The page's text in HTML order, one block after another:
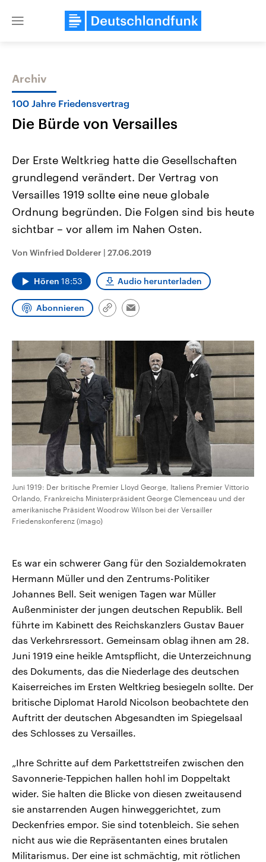
Close
Themen
Landtagswahl Sachsen-Anhalt
2026
Alle Informationen
Sachsen-Anhalt wählt am 6.
Landtag. Seit 2021 wird das
CDU, SPD und FDP regiert.-
Umfragen, Prognosen,
Wahlprogramme, aktuelle Berichte
und Hintergründe zu den Parteien
und Kandidaten der anstehenden
Aktuelle Beiträge,
Hintergründe
Wirtschaftlich und
aktuelle Weltgeschehen.
Sendungen Programm
Archiv
100 Jahre Friedensvertrag
Die Bürde von Versailles
Der Erste Weltkrieg hatte die Gesellschaften
grundlegend verändert. Der Vertrag von
Versailles 1919 sollte eine neue globale
Ordnung begründen. Die Folgen sind bis heute
sichtbar – vor allem im Nahen Osten.
Von Winfried Dolderer | 27.06.2019
Hören 18:53 Audio herunterladen
Abonnieren
Link
Email
Juni 1919: Der britische Premier Lloyd George, Italiens Premier Vittorio
Orlando, Frankreichs Ministerpräsident George Clemenceau und der
amerikanische Präsident Woodrow Wilson bei der Versailler
Friedenskonferenz (imago)
Es war ein schwerer Gang für den Sozialdemokraten
Hermann Müller und den Zentrums-Politiker
Johannes Bell. Seit wenigen Tagen war Müller
Außenminister der jungen deutschen Republik. Bell
führte im Kabinett des Reichskanzlers Gustav Bauer
das Verkehrsressort. Gemeinsam oblag ihnen am 28.
Juni 1919 eine heikle Amtspflicht, die Unterzeichnung
des Dokuments, das die Niederlage des deutschen
Kaiserreiches im Ersten Weltkrieg besiegeln sollte. Der
britische Diplomat Harold Nicolson beobachtete den
Auftritt der deutschen Abgesandten im Spiegelsaal
des Schlosses zu Versailles.
„Ihre Schritte auf dem Parkettstreifen zwischen den
Savonnerie-Teppichen hallen hohl im Doppeltakt
wider. Sie halten die Blicke von diesen zweitausend
sie anstarrenden Augen hinweggerichtet, zum
Deckenfries empor. Sie sind totenbleich. Sie sehen
nicht aus wie die Repräsentanten eines brutalen
Militarismus. Der eine ist schmächtig, mit rötlichen